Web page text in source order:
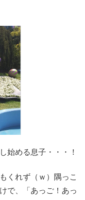
始める息子・・・！
くれず（ｗ）隅っこ
で、「あっご！あっ